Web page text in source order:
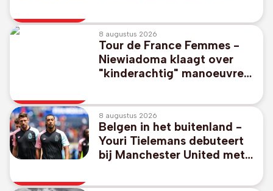
8 augustus 2026
Tour de France Femmes -
Niewiadoma klaagt over
"kinderachtig" manoeuvre
respect kwijt"
8 augustus 2026
Belgen in het buitenland -
Youri Tielemans debuteert
bij Manchester United met
PSG